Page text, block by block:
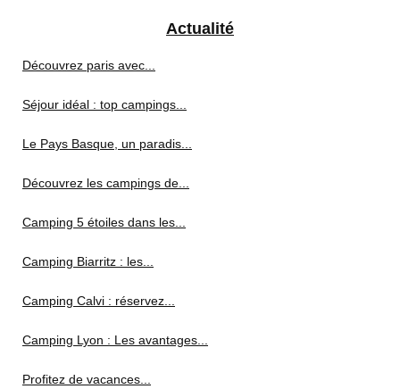
Actualité
Découvrez paris avec...
Séjour idéal : top campings...
Le Pays Basque, un paradis...
Découvrez les campings de...
Camping 5 étoiles dans les...
Camping Biarritz : les...
Camping Calvi : réservez...
Camping Lyon : Les avantages...
Profitez de vacances...